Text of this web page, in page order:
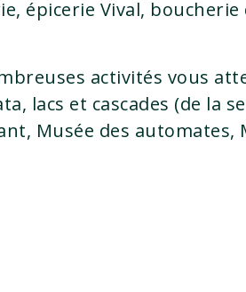
épicerie Vival,
activités vous
lacs et cascades (de la
Musée des automates,